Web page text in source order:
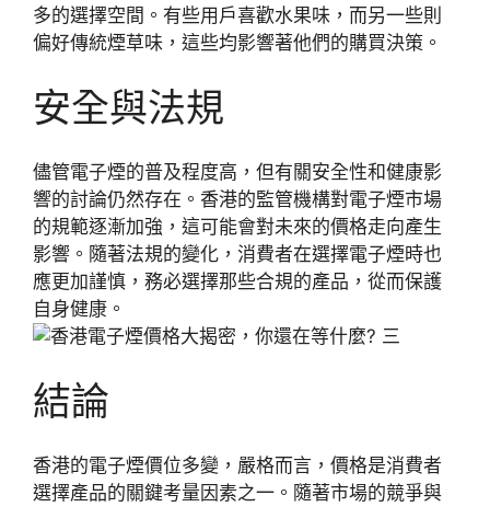
多的選擇空間。有些用戶喜歡水果味，而另一些則
偏好傳統煙草味，這些均影響著他們的購買決策。
安全與法規
儘管電子煙的普及程度高，但有關安全性和健康影
響的討論仍然存在。香港的監管機構對電子煙市場
的規範逐漸加強，這可能會對未來的價格走向產生
影響。隨著法規的變化，消費者在選擇電子煙時也
應更加謹慎，務必選擇那些合規的產品，從而保護
自身健康。
結論
香港的電子煙價位多變，嚴格而言，價格是消費者
選擇產品的關鍵考量因素之一。隨著市場的競爭與